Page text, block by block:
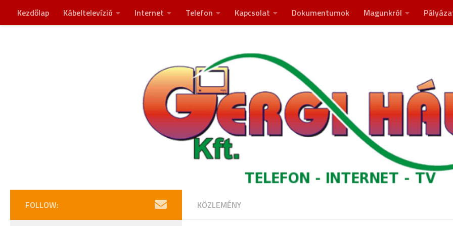
Skip to content
Kezdőlap Kábeltelevízió Internet Telefon Kapcsolat Dokumentumok Magunkról
KÖZLEMÉNY
FOLLOW: